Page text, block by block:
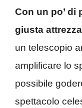
Con un po’ di
giusta
un telescopio
amplificare lo
possibile
spettacolo